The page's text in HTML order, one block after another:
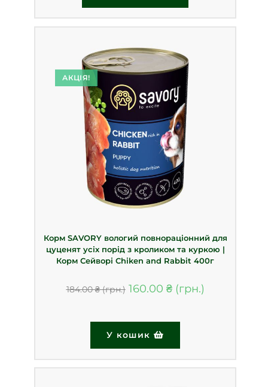
АКЦІЯ!
Корм SAVORY вологий повнораціонний для
цуценят усіх порід з кроликом та куркою |
Корм Сейворі Chiken and Rabbit 400г
184.00₴ 160.00 ₴
У кошик